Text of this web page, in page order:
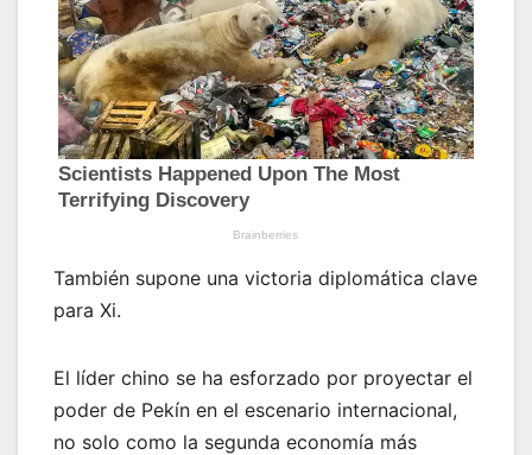
También supone una victoria diplomática clave
para Xi.
El líder chino se ha esforzado por proyectar el
poder de Pekín en el escenario internacional,
no solo como la segunda economía más